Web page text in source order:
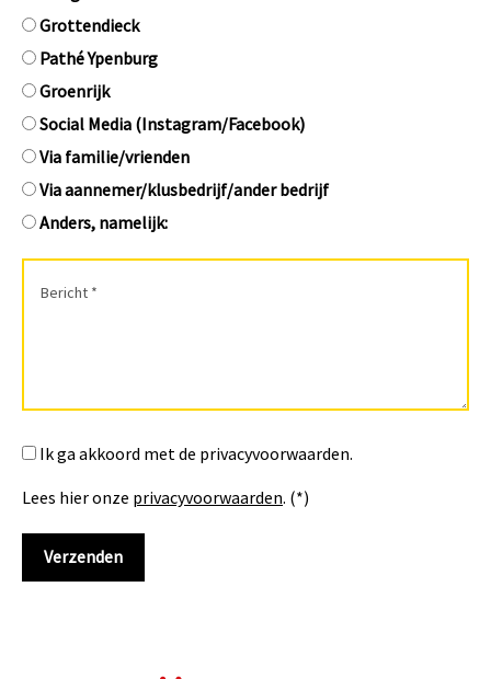
Grottendieck
Pathé Ypenburg
Groenrijk
Social Media (Instagram/Facebook)
Via familie/vrienden
Via aannemer/klusbedrijf/ander bedrijf
Anders, namelijk:
Ik ga akkoord met de privacyvoorwaarden.
Lees hier onze privacyvoorwaarden. (*)